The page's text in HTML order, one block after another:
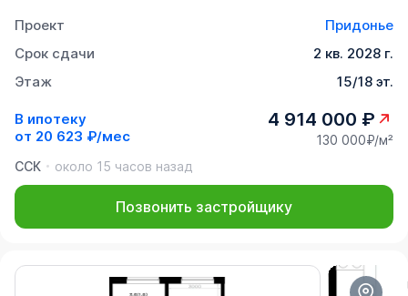
Проект
Придонье
Срок сдачи
2 кв. 2028 г.
Этаж
15/18 эт.
В ипотеку
от 20 623 ₽/мес
4 914 000 ₽
130 000₽/м²
ССК
около 15 часов назад
Позвонить застройщику